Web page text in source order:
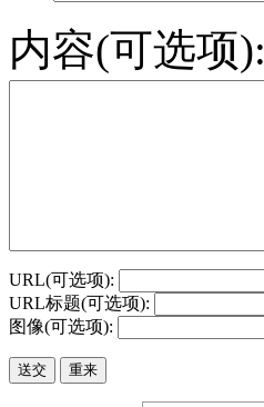
内容(可选项):
URL(可选项):
URL标题(可选项):
图像(可选项):